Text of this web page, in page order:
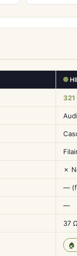
321
✗
—
—
37
🏠